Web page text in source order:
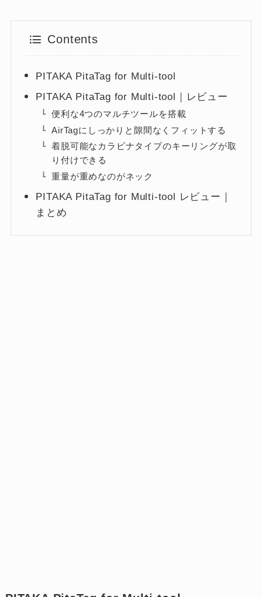
Contents
PITAKA PitaTag for Multi-tool
PITAKA PitaTag for Multi-tool｜レビュー
便利な4つのマルチツールを搭載
AirTagにしっかりと隙間なくフィットする
着脱可能なカラビナタイプのキーリングが取
り付けできる
重量が重めなのがネック
PITAKA PitaTag for Multi-tool レビュー｜
まとめ